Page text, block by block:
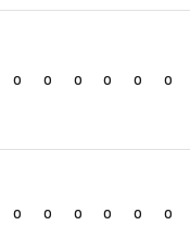
0 0 0 0 0 0
0 0 0 0 0 0